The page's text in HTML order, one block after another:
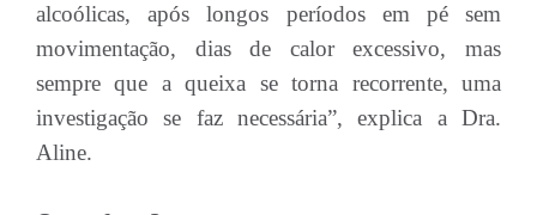
alcoólicas, após longos períodos em pé sem
movimentação, dias de calor excessivo, mas
sempre que a queixa se torna recorrente, uma
investigação se faz necessária”, explica a Dra.
Aline.